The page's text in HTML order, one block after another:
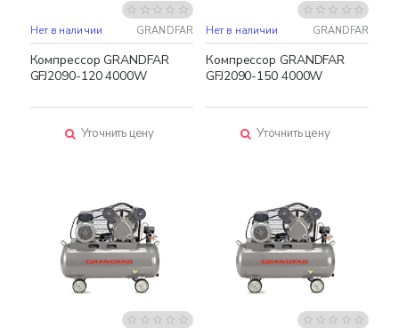
Нет в наличии GRANDFAR
Компрессор GRANDFAR
GFJ2090-120 4000W
Уточнить цену
Нет в наличии GRANDFAR
Компрессор GRANDFAR
GFJ2090-150 4000W
Уточнить цену